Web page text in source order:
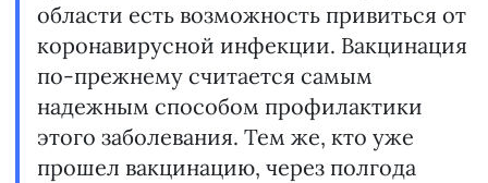
области есть возможность привиться от
коронавирусной инфекции. Вакцинация
по-прежнему считается самым
надежным способом профилактики
этого заболевания. Тем же, кто уже
прошел вакцинацию, через полгода